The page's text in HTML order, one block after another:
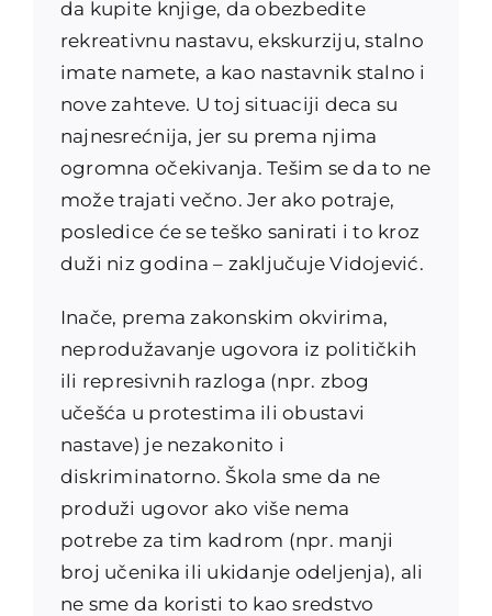
da kupite knjige, da obezbedite
rekreativnu nastavu, ekskurziju, stalno
imate namete, a kao nastavnik stalno i
nove zahteve. U toj situaciji deca su
najnesrećnija, jer su prema njima
ogromna očekivanja. Tešim se da to ne
može trajati večno. Jer ako potraje,
posledice će se teško sanirati i to kroz
duži niz godina – zaključuje Vidojević.
Inače, prema zakonskim okvirima,
neprodužavanje ugovora iz političkih
ili represivnih razloga (npr. zbog
učešća u protestima ili obustavi
nastave) je nezakonito i
diskriminatorno. Škola sme da ne
produži ugovor ako više nema
potrebe za tim kadrom (npr. manji
broj učenika ili ukidanje odeljenja), ali
ne sme da koristi to kao sredstvo